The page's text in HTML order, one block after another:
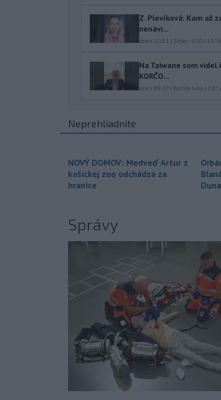
Z. Plevíková: Kam až
nenávi...
dnes 10:51 | Smer - SSD | 1576
Na Taiwane som videl
KORČO...
dnes 09:37 | Korčok Ivan | 207
Neprehliadnite
NOVÝ DOMOV: Medveď Artur z
košickej zoo odchádza za
hranice
Správy